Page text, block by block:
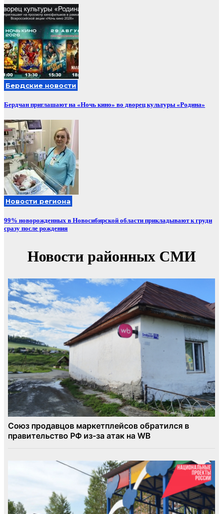
Бердские новости
Бердчан приглашают на «Ночь кино» во дворец культуры «Родина»
Новости региона
99% новорожденных в Новосибирской области прикладывают к груди
сразу после рождения